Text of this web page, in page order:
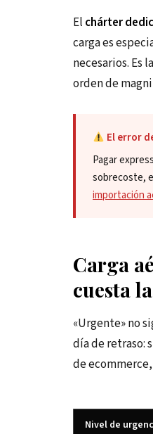
El chárter
carga es
necesarios. Es
orden de
El error
Pagar
sobrecoste,
importación
Carga
cuesta
«Urgente» no
día de retraso:
de
Nivel de